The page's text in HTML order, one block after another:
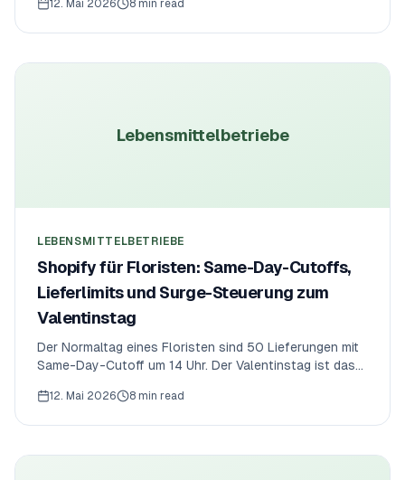
Folgetag, Bestand pro Lieferdatum und sichtbare
12. Mai 2026 8 min read
Lebensmittelbetriebe
LEBENSMITTELBETRIEBE
Shopify für Floristen: Same-Day-Cutoffs,
Lieferlimits und Surge-Steuerung zum
Valentinstag
Der Normaltag eines Floristen sind 50 Lieferungen mit
Same-Day-Cutoff um 14 Uhr. Der Valentinstag ist das
Lieferdatum, zonenspezifische Sub-Limits, Cutoff-
12. Mai 2026 8 min read